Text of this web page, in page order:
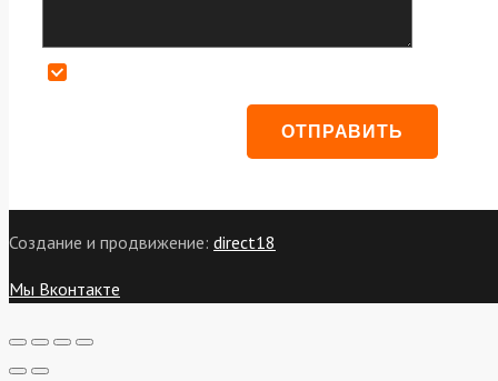
Создание и продвижение: direct18
Мы Вконтакте